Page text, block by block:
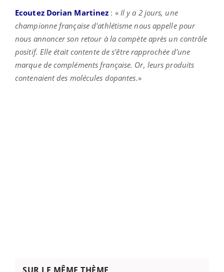
Ecoutez Dorian Martinez : « Il y a 2 jours, une
championne française d'athlétisme nous appelle pour
nous annoncer son retour à la compète après un contrôle
positif. Elle était contente de s'être rapprochée d'une
marque de compléments française. Or, leurs produits
contenaient des molécules dopantes.»